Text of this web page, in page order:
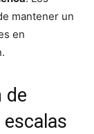
mantener un
en
de